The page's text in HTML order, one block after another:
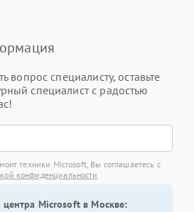
вопрос специалисту, оставьте
специалист с радостью
техники Microsoft, Вы соглашаетесь с
конфиденциальности
центра Microsoft в Москве: